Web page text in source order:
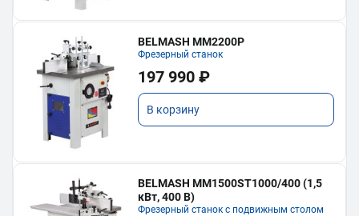
BELMASH MM2200P
Фрезерный станок
197 990 ₽
В корзину
BELMASH MM1500ST1000/400 (1,5
кВт, 400 В)
Фрезерный станок с подвижным столом